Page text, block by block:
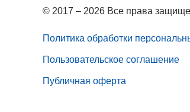
© 2017 – 2026 Все права
Политика обработки
Пользовательское соглашение
Публичная оферта